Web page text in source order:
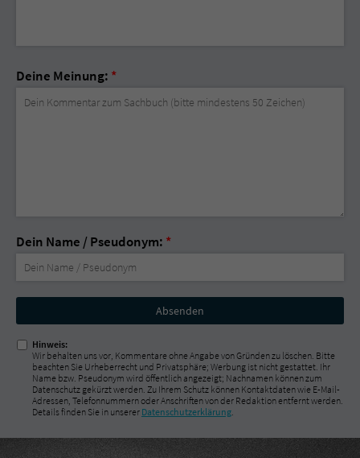
Deine Meinung: *
Dein Name / Pseudonym: *
Nicht
ausfüllen!
Hinweis:
Wir behalten uns vor, Kommentare ohne Angabe von Gründen zu löschen. Bitte
beachten Sie Urheberrecht und Privatsphäre; Werbung ist nicht gestattet. Ihr
Name bzw. Pseudonym wird öffentlich angezeigt; Nachnamen können zum
Datenschutz gekürzt werden. Zu Ihrem Schutz können Kontaktdaten wie E-Mail-
Adressen, Telefonnummern oder Anschriften von der Redaktion entfernt werden.
Details finden Sie in unserer Datenschutzerklärung